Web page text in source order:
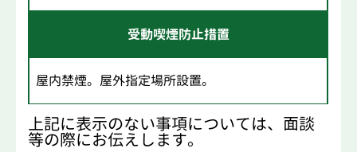
受動喫煙防止措置
屋内禁煙。屋外指定場所設置。
上記に表示のない事項については、面談
等の際にお伝えします。